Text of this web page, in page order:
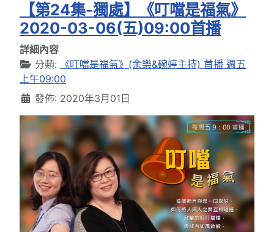
【第24集-獨處】《叮噹是福氣》
2020-03-06(五)09:00首播
詳細內容
分類:
《叮噹是福氣》(余樂&碗婷主持) 首播 週五
上午09:00
發佈: 2020年3月01日